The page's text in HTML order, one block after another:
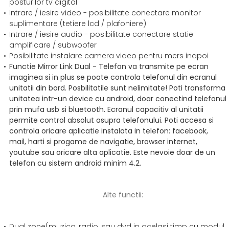
posturilor tv digital
Intrare / iesire video - posibilitate conectare monitor
suplimentare (tetiere lcd / plafoniere)
Intrare / iesire audio - posibilitate conectare statie
amplificare / subwoofer
Posibilitate instalare camera video pentru mers inapoi
Functie Mirror Link Dual - Telefon va transmite pe ecran
imaginea si in plus se poate controla telefonul din ecranul
unitatii din bord. Posbilitatile sunt nelimitate! Poti transforma
unitatea intr-un device cu android, doar conectind telefonul
prin mufa usb si bluetooth. Ecranul capacitiv al unitatii
permite control absolut asupra telefonului. Poti accesa si
controla oricare aplicatie instalata in telefon: facebook,
mail, harti si progame de navigatie, browser internet,
youtube sau oricare alta aplicatie. Este nevoie doar de un
telefon cu sistem android minim 4.2.
Alte functii: